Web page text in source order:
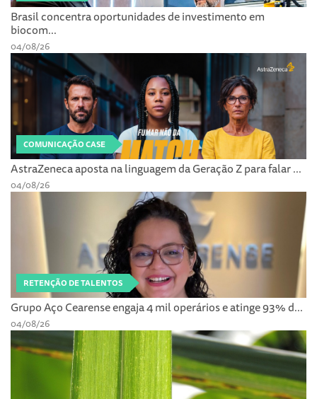
Brasil concentra oportunidades de investimento em
biocom...
04/08/26
COMUNICAÇÃO CASE
AstraZeneca aposta na linguagem da Geração Z para falar ...
04/08/26
RETENÇÃO DE TALENTOS
Grupo Aço Cearense engaja 4 mil operários e atinge 93% d...
04/08/26